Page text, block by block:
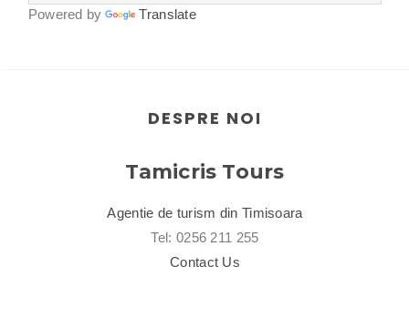
Powered by Translate
DESPRE NOI
Tamicris Tours
Agentie de turism din Timisoara
Tel: 0256 211 255
Contact Us